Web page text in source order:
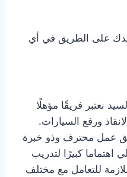
نعتبر فريقًا مؤهلًا
ورفع السيارات.
عمل محترف وذو خبرة
اهتماما كبيرًا لتدريب
للتعامل مع مختلف